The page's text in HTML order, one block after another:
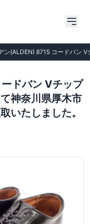
ン(ALDEN) 8715 コードバン
ドバン Vチップ
神奈川県厚木市
いたしました。